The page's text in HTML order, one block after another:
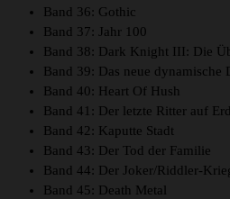
Band 36: Gothic
Band 37: Jahr 100
Band 38: Dark Knight III: Die
Band 39: Das neue dynamische
Band 40: Heart Of Hush
Band 41: Der letzte Ritter auf
Band 42: Kaputte Stadt
Band 43: Der Tod der Familie
Band 44: Der Joker/Riddler-
Band 45: Death Metal